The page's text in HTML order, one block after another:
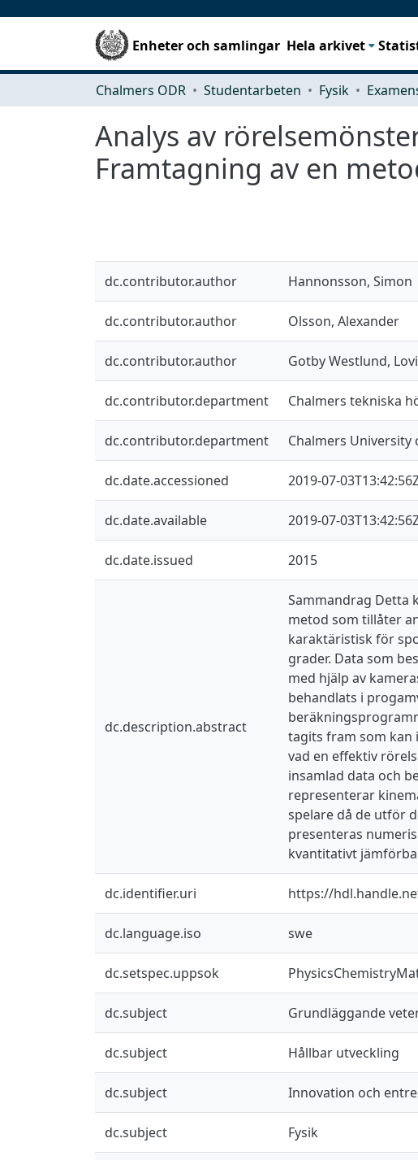
Enheter och samlingar Hela arkivet
Chalmers ODR Studentarbeten Fysik
Analys av
Framtagning av en
dc.contributor.author Hannonsson, Simon
dc.contributor.author Olsson, Alexander
dc.contributor.author Gotby Westlund,
dc.contributor.department Chalmers tekniska
dc.contributor.department Chalmers University
dc.date.accessioned 2019-07-
dc.date.available 2019-07-
dc.date.issued 2015
dc.description.abstract
Sammandrag Detta
metod som tillåter
karaktäristisk för
grader. Data som
med hjälp av
behandlats i
tagits fram som kan
vad en effektiv
insamlad data och
representerar
spelare då de utför
presenteras
kvantitativt
dc.identifier.uri https://
dc.language.iso swe
dc.setspec.uppsok
dc.subject Grundläggande
dc.subject Hållbar utveckling
dc.subject Innovation och
dc.subject Fysik